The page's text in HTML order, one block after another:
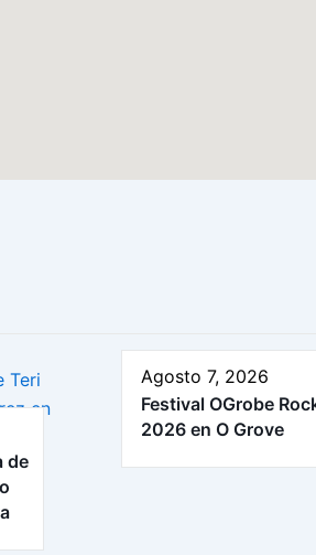
de
Agosto 7, 2026
Festival OGrobe
2026 en O Grove